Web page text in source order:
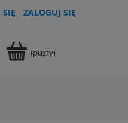
SIĘ ZALOGUJ SIĘ
(pusty)